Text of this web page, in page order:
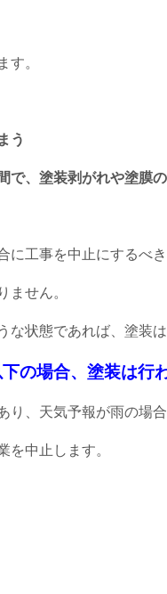
す。
う
、塗装剥がれや塗膜の
工事を中止にするべ
ません。
な状態であれば、塗装
場合、塗装は行
、天気予報が雨の場
中止します。